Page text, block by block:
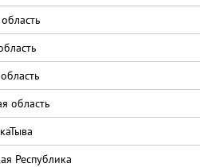
область
Республика